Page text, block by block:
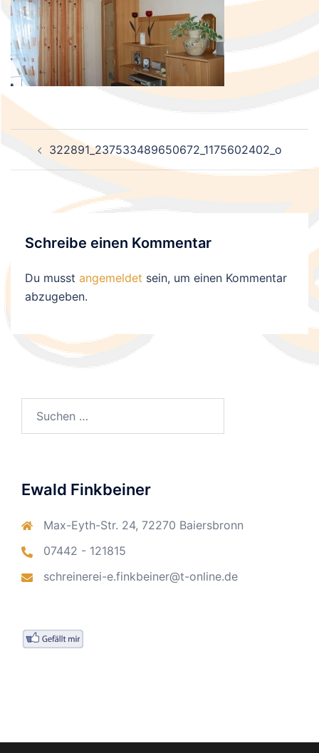
Beitragsnavigation
322891_237533489650672_1175602402_o
Schreibe einen Kommentar
Du musst angemeldet sein, um einen Kommentar
abzugeben.
Ewald Finkbeiner
Max-Eyth-Str. 24, 72270 Baiersbronn
07442 - 121815
schreinerei-e.finkbeiner@t-online.de